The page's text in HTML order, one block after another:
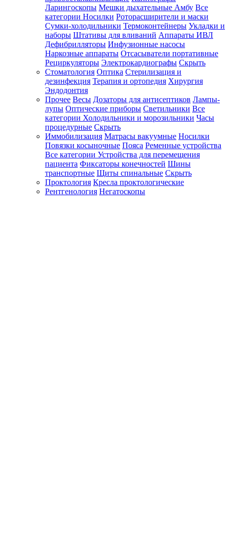
Ларингоскопы Мешки дыхательные Амбу Все
категории Носилки Роторасширители и маски
Сумки-холодильники Термоконтейнеры Укладки и
наборы Штативы для вливаний Аппараты ИВЛ
Дефибрилляторы Инфузионные насосы
Наркозные аппараты Отсасыватели портативные
Рециркуляторы Электрокардиографы Скрыть
Стоматология Оптика Стерилизация и
дезинфекция Терапия и ортопедия Хирургия
Эндодонтия
Прочее Весы Дозаторы для антисептиков Лампы-
лупы Оптические приборы Светильники Все
категории Холодильники и морозильники Часы
процедурные Скрыть
Иммобилизация Матрасы вакуумные Носилки
Повязки косыночные Пояса Ременные устройства
Все категории Устройства для перемещения
пациента Фиксаторы конечностей Шины
транспортные Щиты спинальные Скрыть
Проктология Кресла проктологические
Рентгенология Негатоскопы